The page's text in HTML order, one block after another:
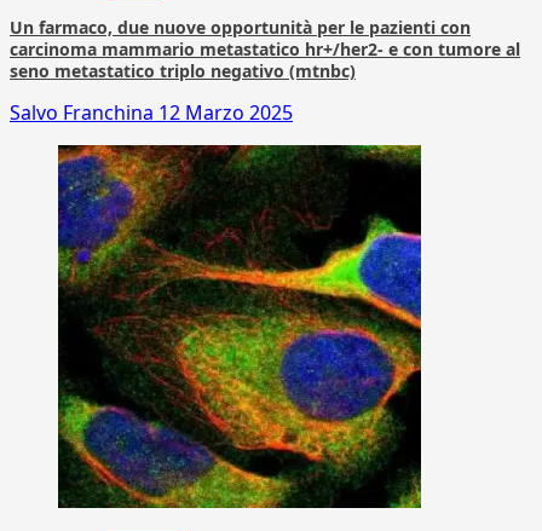
Un farmaco, due nuove opportunità per le pazienti con
carcinoma mammario metastatico hr+/her2- e con tumore al
seno metastatico triplo negativo (mtnbc)
Salvo Franchina 12 Marzo 2025